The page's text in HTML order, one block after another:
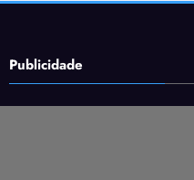
Publicidade